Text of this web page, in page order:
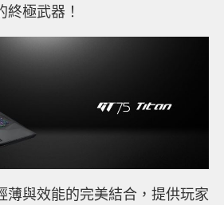
極武器！
薄與效能的完美結合，提供玩家